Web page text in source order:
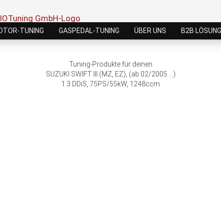
TUNING GASPEDAL-TUNING ÜBER UNS B2B
Tuning-Produkte für deinen
SUZUKI SWIFT III (MZ, EZ), (ab 02/2005 ...)
1.3 DDiS, 75PS/55kW, 1248ccm